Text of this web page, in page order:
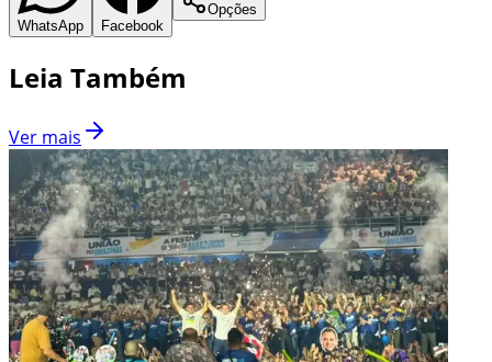
WhatsApp Facebook
Opções
Leia Também
Ver mais